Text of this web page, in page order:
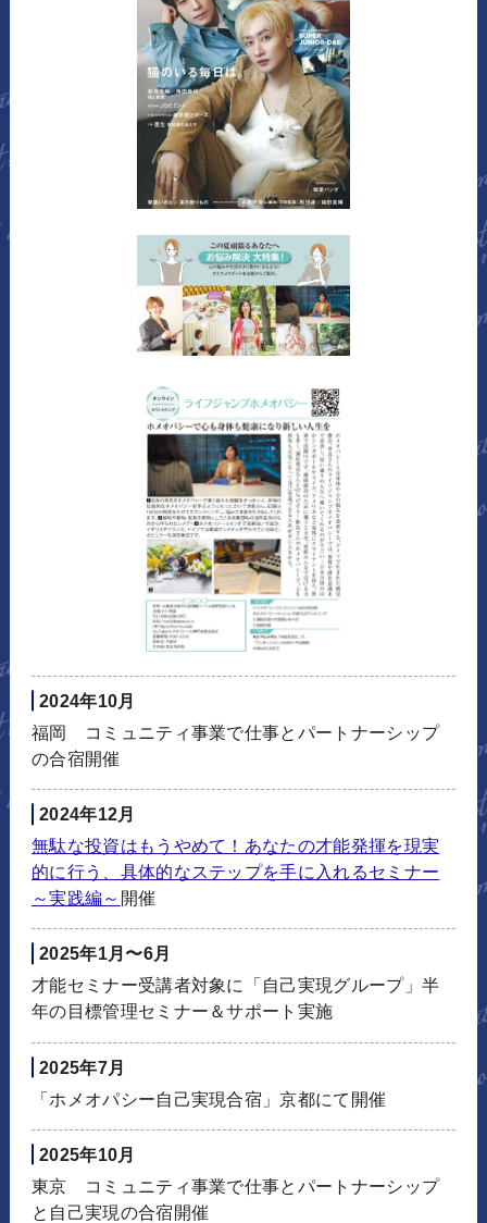
2024年10月
福岡 コミュニティ事業で仕事とパートナーシップ
の合宿開催
2024年12月
無駄な投資はもうやめて！あなたの才能発揮を現実
的に行う、具体的なステップを手に入れるセミナー
～実践編～ 開催
2025年1月〜6月
才能セミナー受講者対象に「自己実現グループ」半
年の目標管理セミナー＆サポート実施
2025年7月
「ホメオパシー自己実現合宿」京都にて開催
2025年10月
東京 コミュニティ事業で仕事とパートナーシップ
と自己実現の合宿開催